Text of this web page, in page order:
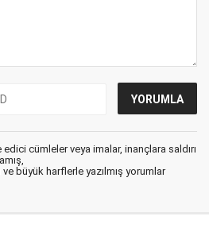
cümleler veya imalar, inançlara saldırı
büyük harflerle yazılmış yorumlar